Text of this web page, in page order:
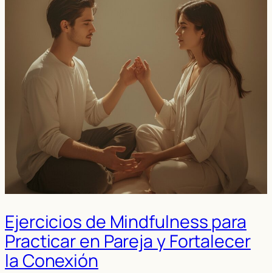
Ejercicios de Mindfulness para
Practicar en Pareja y Fortalecer
la Conexión